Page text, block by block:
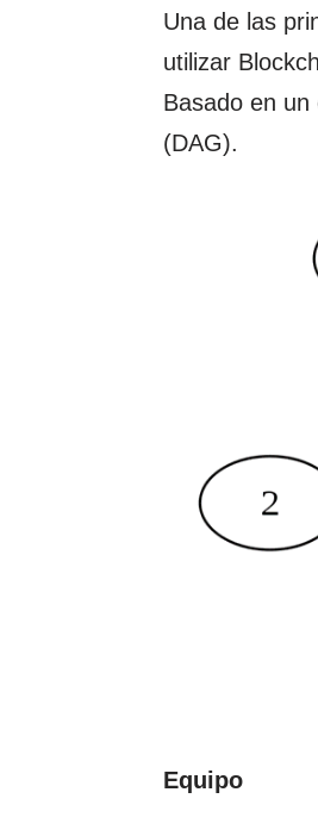
Una de las
utilizar
Basado en
(DAG).
Equipo